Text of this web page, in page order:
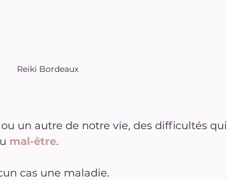
Reiki Bordeaux
un autre de notre vie, des difficultés qui
mal-être.
cas une maladie.